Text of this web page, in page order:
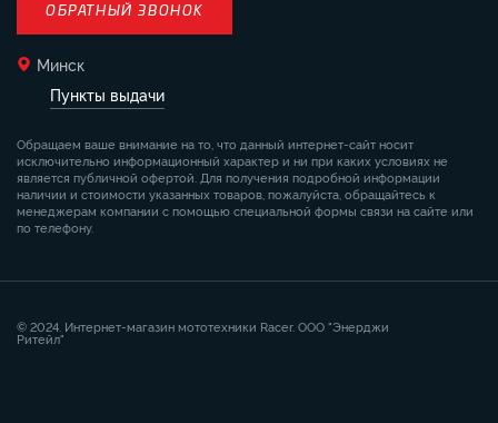
ОБРАТНЫЙ ЗВОНОК
Минск
Пункты выдачи
Обращаем ваше внимание на то, что данный интернет-сайт носит
исключительно информационный характер и ни при каких условиях не
является публичной офертой. Для получения подробной информации
наличии и стоимости указанных товаров, пожалуйста, обращайтесь к
менеджерам компании с помощью специальной формы связи на сайте или
по телефону.
© 2024. Интернет-магазин мототехники Racer. ООО "Энерджи
Ритейл"